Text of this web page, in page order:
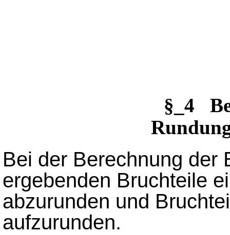
§_4
Bei der Berechnung der
ergebenden Bruchteile
abzurunden und
aufzurunden.